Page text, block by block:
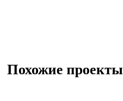
Похожие проекты